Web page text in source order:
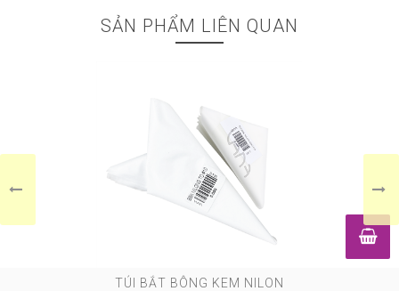
Ngoài công dụng chủ yếu được dùng trong bánh nó còn
được sử dụng rộng rãi trong đời sống hằng ngày như: Để
* Bảo quản: Nơi khô ráo, thoáng mát và tránh nhiệt độ cao
SẢN PHẨM LIÊN QUAN
TÚI BẮT BÔNG KEM NILON